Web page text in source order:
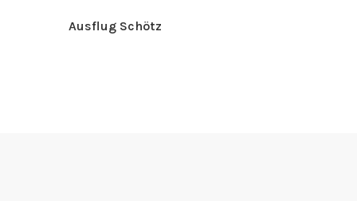
Ausflug Schötz